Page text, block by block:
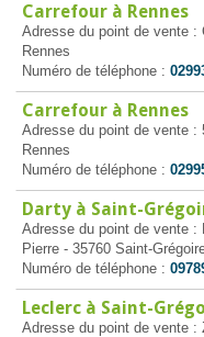
Carrefour à Rennes
Adresse du point de vente :
Rennes
Numéro de téléphone :
Carrefour à Rennes
Adresse du point de vente :
Rennes
Numéro de téléphone :
Darty à Saint-
Adresse du point de vente :
Pierre - 35760 Saint-
Numéro de téléphone :
Leclerc à Saint-
Adresse du point de vente :